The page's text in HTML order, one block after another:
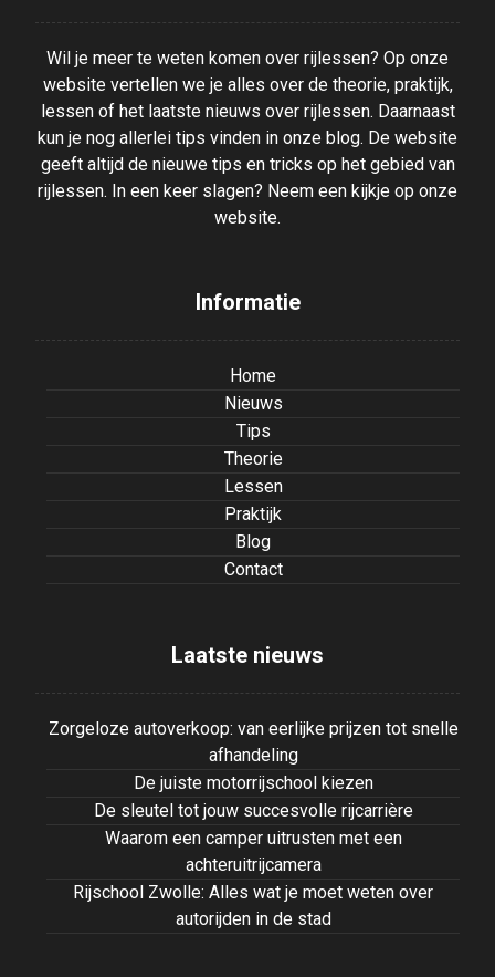
Wil je meer te weten komen over rijlessen? Op onze
website vertellen we je alles over de theorie, praktijk,
lessen of het laatste nieuws over rijlessen. Daarnaast
kun je nog allerlei tips vinden in onze blog. De website
geeft altijd de nieuwe tips en tricks op het gebied van
rijlessen. In een keer slagen? Neem een kijkje op onze
website.
Informatie
Home
Nieuws
Tips
Theorie
Lessen
Praktijk
Blog
Contact
Laatste nieuws
Zorgeloze autoverkoop: van eerlijke prijzen tot snelle
afhandeling
De juiste motorrijschool kiezen
De sleutel tot jouw succesvolle rijcarrière
Waarom een camper uitrusten met een
achteruitrijcamera
Rijschool Zwolle: Alles wat je moet weten over
autorijden in de stad